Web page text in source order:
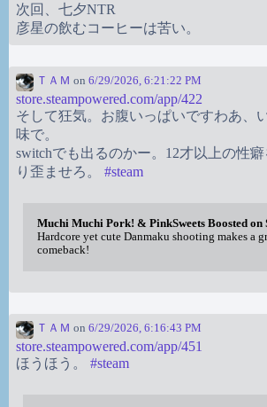
次回、七夕NTR
彦星の飲むコーヒーは苦い。
ＴＡＭ on 6/29/2026, 6:21:22 PM
store.steampowered.com/app/422
そして狂気。お腹いっぱいですわあ、
味で。
switchでも出るのかー。12才以上の性
り歪ませろ。 #steam
Muchi Muchi Pork! & PinkSweets Boosted on
Hardcore yet cute Danmaku shooting makes a
comeback!
ＴＡＭ on 6/29/2026, 6:16:43 PM
store.steampowered.com/app/451
ほうほう。 #steam